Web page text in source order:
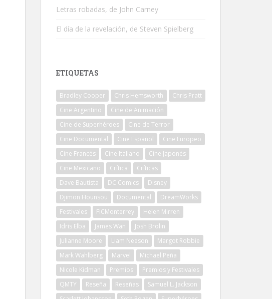
Letras robadas, de John Carney
El día de la revelación, de Steven Spielberg
ETIQUETAS
Bradley Cooper Chris Hemsworth
Chris Pratt
Cine Argentino
Cine de Animación
Cine de Superhéroes
Cine de Terror
Cine Documental
Cine Español
Cine Europeo
Cine Francés
Cine Italiano
Cine Japonés
Cine Mexicano
Crítica
Críticas
Dave Bautista
DC Comics
Disney
Djimon Hounsou
Documental
DreamWorks
Festivales
FICMonterrey
Helen Mirren
Idris Elba
James Wan
Josh Brolin
Julianne Moore
Liam Neeson
Margot Robbie
Mark Wahlberg
Marvel
Michael Peña
Nicole Kidman
Premios
Premios y Festivales
QMTY
Reseña Reseñas
Samuel L. Jackson